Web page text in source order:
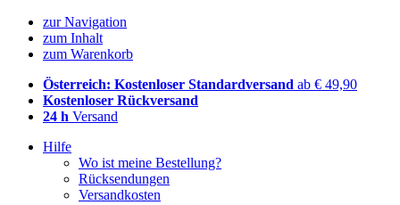
zur Navigation
zum Inhalt
zum Warenkorb
Österreich: Kostenloser Standardversand ab € 49,90
Kostenloser Rückversand
24 h Versand
Hilfe
Wo ist meine Bestellung?
Rücksendungen
Versandkosten